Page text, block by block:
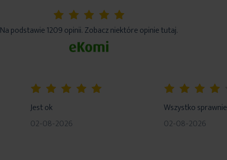
5%
Na podstawie 1209 opinii. Zobacz niektóre opinie tutaj.
Jest ok
02-08-2026
Wszystko sprawnie
02-08-2026